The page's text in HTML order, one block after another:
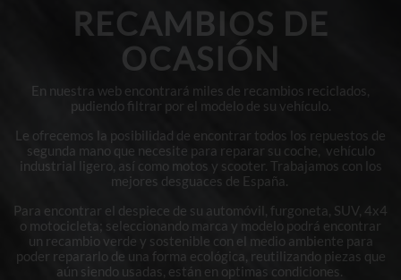
RECAMBIOS DE
OCASIÓN
En nuestra web encontrará miles de recambios reciclados,
pudiendo filtrar por el modelo de su vehículo.
Le ofrecemos la posibilidad de encontrar todos los repuestos de
segunda mano que necesite para reparar su coche, vehículo
industrial ligero, así como motos y scooter. Trabajamos con los
mejores desguaces de España.
Para encontrar el despiece de su automóvil, furgoneta, SUV, 4x4
o motocicleta; seleccionando marca y modelo podrá encontrar
un recambio verde y sostenible con el medio ambiente para
poder repararlo de una forma ecológica, reutilizando piezas que
aún siendo usadas, están en optimas condiciones.